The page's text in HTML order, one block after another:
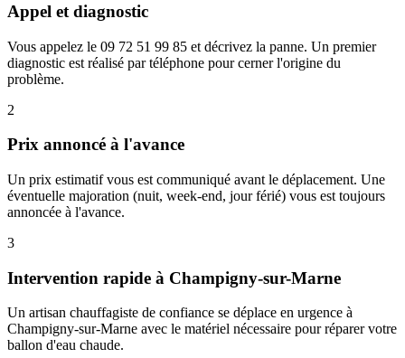
Appel et diagnostic
Vous appelez le 09 72 51 99 85 et décrivez la panne. Un premier
diagnostic est réalisé par téléphone pour cerner l'origine du
problème.
2
Prix annoncé à l'avance
Un prix estimatif vous est communiqué avant le déplacement. Une
éventuelle majoration (nuit, week-end, jour férié) vous est toujours
annoncée à l'avance.
3
Intervention rapide à Champigny-sur-Marne
Un artisan chauffagiste de confiance se déplace en urgence à
Champigny-sur-Marne avec le matériel nécessaire pour réparer votre
ballon d'eau chaude.